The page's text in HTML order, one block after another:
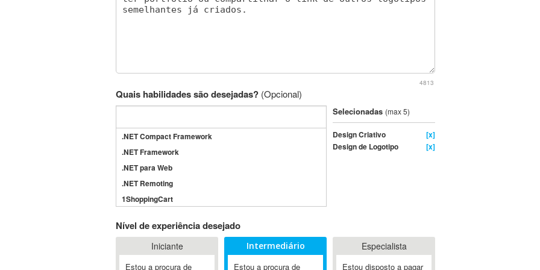
4813
Quais habilidades são desejadas? (Opcional)
.NET Compact Framework
.NET Framework
.NET para Web
.NET Remoting
1ShoppingCart
3GSM
4D Dimension
802.11
Selecionadas (max 5)
Design Criativo
[x]
Design de Logotipo
[x]
Nível de experiência desejado
Iniciante
Estou a procura de
Intermediário
Estou a procura de
Especialista
Estou disposto a pagar